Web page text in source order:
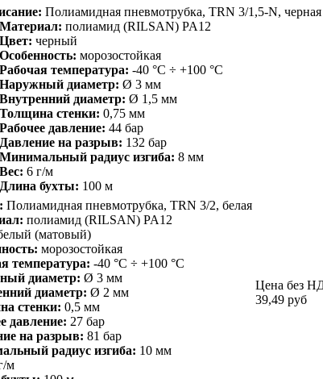
Полиамидная пневмотрубка, TRN 3/1,5-N, черная
Материал: полиамид (RILSAN) PA12
Цвет: черный
Особенность: морозостойкая
Рабочая температура: -40 °С ÷ +100 °С
Наружный диаметр: Ø 3 мм
Внутренний диаметр: Ø 1,5 мм
Толщина стенки: 0,75 мм
Рабочее давление: 44 бар
Давление на разрыв: 132 бар
Минимальный радиус изгиба: 8 мм
Вес: 6 г/м
Длина бухты: 100 м
Полиамидная пневмотрубка, TRN 3/2, белая
полиамид (RILSAN) PA12
(матовый)
морозостойкая
температура: -40 °С ÷ +100 °С
диаметр: Ø 3 мм
диаметр: Ø 2 мм
стенки: 0,5 мм
давление: 27 бар
на разрыв: 81 бар
радиус изгиба: 10 мм
м
Цена без
39,49 руб